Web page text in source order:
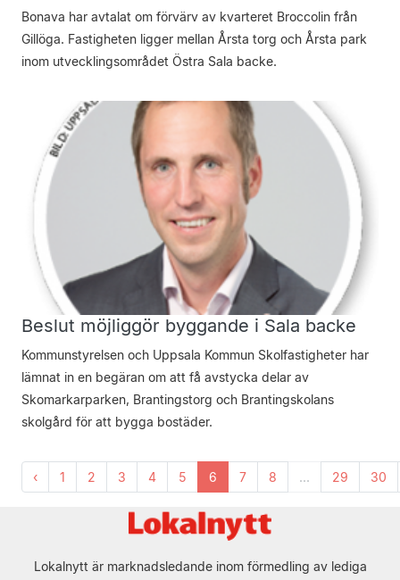
Bonava har avtalat om förvärv av kvarteret Broccolin från
Gillöga. Fastigheten ligger mellan Årsta torg och Årsta park
inom utvecklingsområdet Östra Sala backe.
Beslut möjliggör byggande i Sala backe
Kommunstyrelsen och Uppsala Kommun Skolfastigheter har
lämnat in en begäran om att få avstycka delar av
Skomarkarparken, Brantingstorg och Brantingskolans
skolgård för att bygga bostäder.
‹ 1 2 3 4 5 6 7 8 ... 29 30
Lokalnytt är marknadsledande inom förmedling av lediga